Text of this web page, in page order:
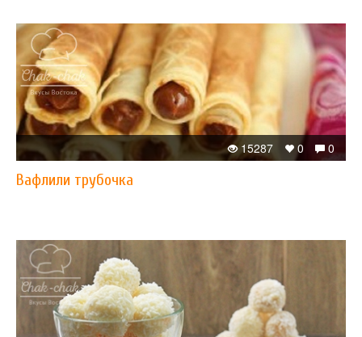
0
0
15287
Вафлили трубочка